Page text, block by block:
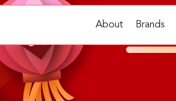
About Brands